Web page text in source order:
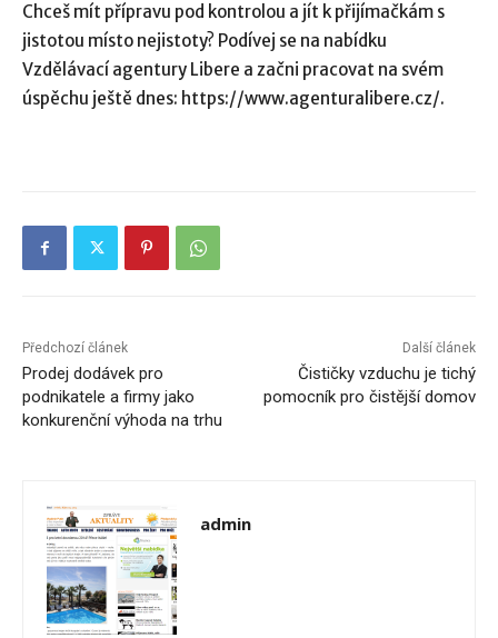
Chceš mít přípravu pod kontrolou a jít k přijímačkám s
jistotou místo nejistoty? Podívej se na nabídku
Vzdělávací agentury Libere a začni pracovat na svém
úspěchu ještě dnes: https://www.agenturalibere.cz/.
Předchozí článek
Prodej dodávek pro
podnikatele a firmy jako
konkurenční výhoda na trhu
Další článek
Čističky vzduchu je tichý
pomocník pro čistější domov
admin